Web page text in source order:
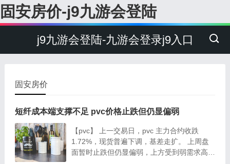
固安房价-j9九游会登陆
j9九游会登陆-九游会登录j9入口
固安房价
短纤成本端支撑不足 pvc价格止跌但仍显偏弱
【pvc】 上一交易日，pvc 主力合约收跌
1.72%，现货普遍下调，基差走扩。 上周盘
面暂时止跌但仍显偏弱，上方受到弱需求高库